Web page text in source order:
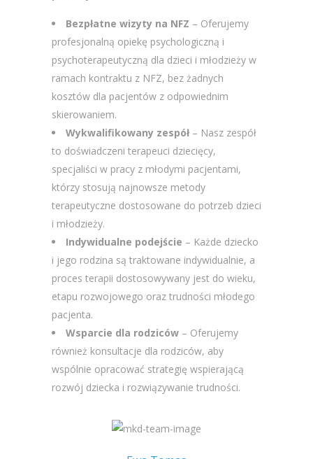
Bezpłatne wizyty na NFZ – Oferujemy
profesjonalną opiekę psychologiczną i
psychoterapeutyczną dla dzieci i młodzieży w
ramach kontraktu z NFZ, bez żadnych
kosztów dla pacjentów z odpowiednim
skierowaniem.
Wykwalifikowany zespół– Nasz zespół
to doświadczeni terapeuci dziecięcy,
specjaliści w pracy z młodymi pacjentami,
którzy stosują najnowsze metody
terapeutyczne dostosowane do potrzeb dzieci
i młodzieży.
Indywidualne podejście – Każde dziecko
i jego rodzina są traktowane indywidualnie, a
proces terapii dostosowywany jest do wieku,
etapu rozwojowego oraz trudności młodego
pacjenta.
Wsparcie dla rodziców – Oferujemy
również konsultacje dla rodziców, aby
wspólnie opracować strategię wspierającą
rozwój dziecka i rozwiązywanie trudności.